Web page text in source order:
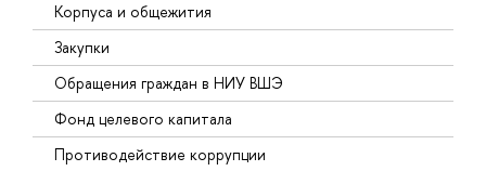
Корпуса и общежития
Закупки
Обращения граждан в НИУ ВШЭ
Фонд целевого капитала
Противодействие коррупции